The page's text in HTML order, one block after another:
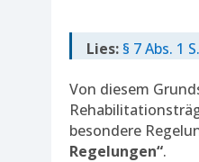
Lies:§ 7 Abs. 1
Von diesem
besondere
Regelungen“.